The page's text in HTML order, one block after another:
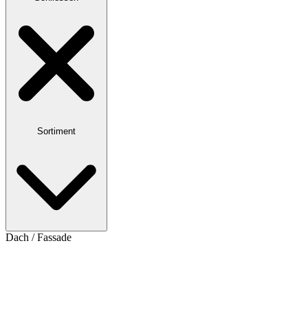
Sortiment
Dach / Fassade